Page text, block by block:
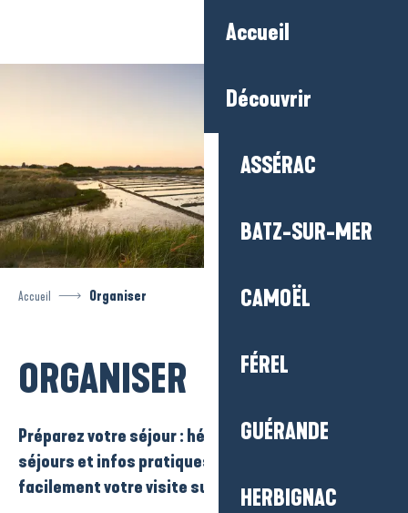
Accueil
Découvrir
ASSÉRAC
BATZ-SUR-MER
CAMOËL
FÉREL
GUÉRANDE
HERBIGNAC
Accueil Organiser
ORGANISER
Préparez votre séjour : hébergements, idées
séjours et infos pratiques pour organiser
facilement votre visite sur le territoire.